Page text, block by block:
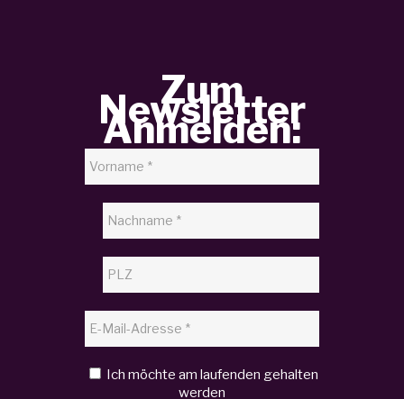
Zum
Newsletter
Anmelden:
Ich möchte am laufenden gehalten
werden